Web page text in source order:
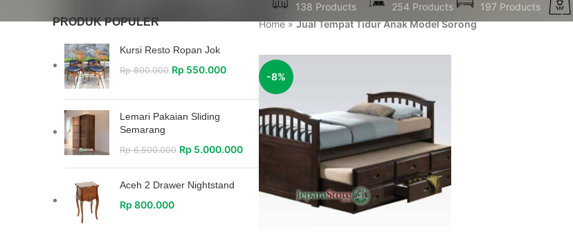
138 Products
254 Products
197 Products
PRODUK POPULER
Kursi Resto Ropan Jok
Rp800.000 Rp 550.000
Lemari Pakaian Sliding
Semarang
Rp6.500.000 Rp 5.000.000
Aceh 2 Drawer Nightstand
Rp 800.000
Home»Jual Tempat Tidur Anak Model Sorong
-8%